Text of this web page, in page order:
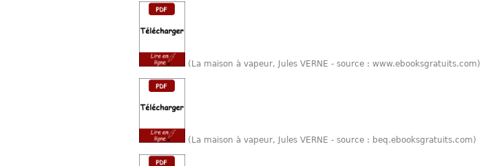
(La maison à vapeur, Jules VERNE - source : www.ebooksgratuits.com)
(La maison à vapeur, Jules VERNE - source : beq.ebooksgratuits.com)